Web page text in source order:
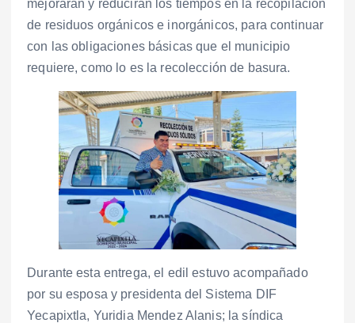
mejorarán y reducirán los tiempos en la recopilación
de residuos orgánicos e inorgánicos, para continuar
con las obligaciones básicas que el municipio
requiere, como lo es la recolección de basura.
Durante esta entrega, el edil estuvo acompañado
por su esposa y presidenta del Sistema DIF
Yecapixtla, Yuridia Mendez Alanis; la síndica